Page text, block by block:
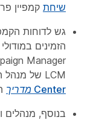
שיחת קמפיין
גש לדוחות
LCM של מנהל הקמפיין, ראה
Center מדריך
בנוסף, מנהלים